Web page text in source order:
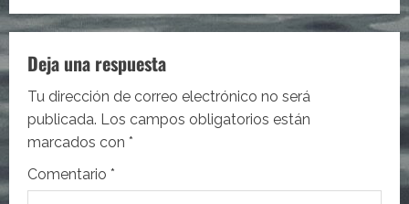
a
c
i
ó
n
Deja una respuesta
Tu dirección de correo electrónico no será
publicada. Los campos obligatorios están
marcados con *
Comentario *